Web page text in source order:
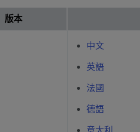
版本
中文
英語
法國
德語
意大利